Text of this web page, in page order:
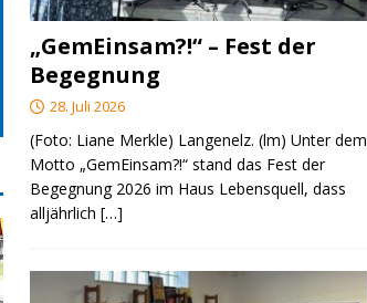
„GemEinsam?!“ – Fest der
Begegnung
28. Juli 2026
(Foto: Liane Merkle) Langenelz. (lm) Unter dem
Motto „GemEinsam?!“ stand das Fest der
Begegnung 2026 im Haus Lebensquell, dass
alljährlich[…]